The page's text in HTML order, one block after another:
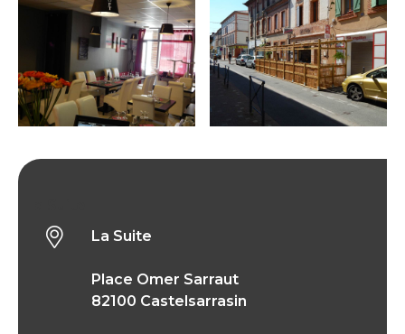
La Suite
Place Omer Sarraut
82100 Castelsarrasin